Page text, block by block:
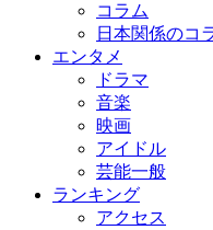
コラム
日本関係のコ
エンタメ
ドラマ
音楽
映画
アイドル
芸能一般
ランキング
アクセス